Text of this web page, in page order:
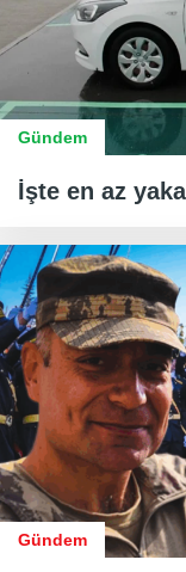
Gündem
İşte en az
Gündem